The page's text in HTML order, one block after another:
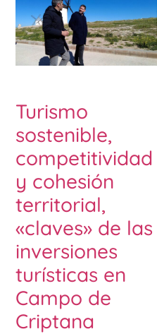
Turismo
sostenible,
competitividad
y cohesión
territorial,
«claves» de las
inversiones
turísticas en
Campo de
Criptana